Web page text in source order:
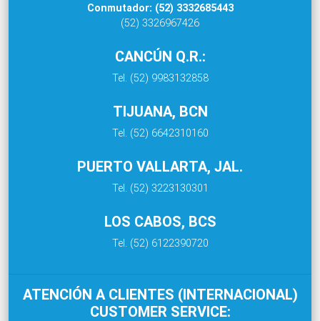
Conmutador: (52) 3332685443
(52) 3326967426
CANCÚN Q.R.:
Tel. (52) 9983132858
TIJUANA, BCN
Tel. (52) 6642310160
PUERTO VALLARTA, JAL.
Tel. (52) 3223130301
LOS CABOS, BCS
Tel. (52) 6122390720
ATENCIÓN A CLIENTES (INTERNACIONAL)
CUSTOMER SERVICE: